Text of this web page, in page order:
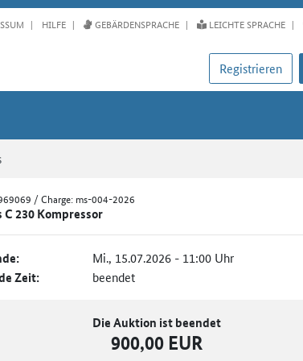
HILFE GEBÄRDENSPRACHE LEICHTE SPRACHE
Registrieren
/ Charge: ms-004-2026
C 230 Kompressor
Mi., 15.07.2026 - 11:00 Uhr
Zeit: beendet
Die Auktion ist beendet
900,00 EUR